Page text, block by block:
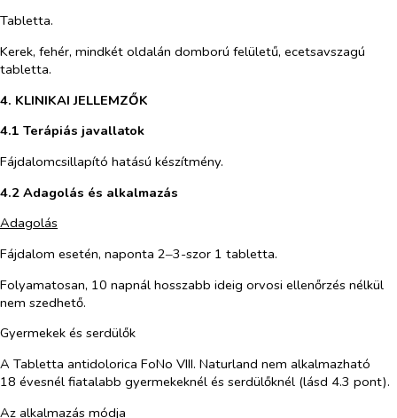
Tabletta.
Kerek, fehér, mindkét oldalán domború felületű, ecetsavszagú
tabletta.
4. KLINIKAI JELLEMZŐK
4.1 Terápiás javallatok
Fájdalomcsillapító hatású készítmény.
4.2 Adagolás és alkalmazás
Adagolás
Fájdalom esetén, naponta 2‒3-szor 1 tabletta.
Folyamatosan, 10 napnál hosszabb ideig orvosi ellenőrzés nélkül
nem szedhető.
Gyermekek és serdülők
A Tabletta antidolorica FoNo VIII. Naturland nem alkalmazható
18 évesnél fiatalabb gyermekeknél és serdülőknél (lásd 4.3 pont).
Az alkalmazás módja